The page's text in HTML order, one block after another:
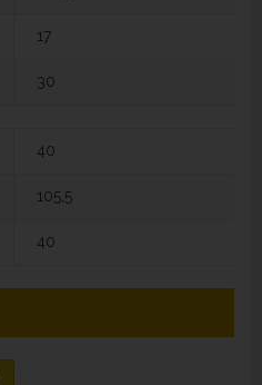
17
30
40
105,5
40